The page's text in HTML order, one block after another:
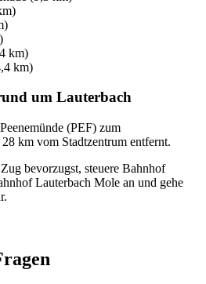
km)
km)
um Lauterbach
(PEF) zum
km vom Stadtzentrum entfernt.
bevorzugst, steuere Bahnhof
Lauterbach Mole an und gehe